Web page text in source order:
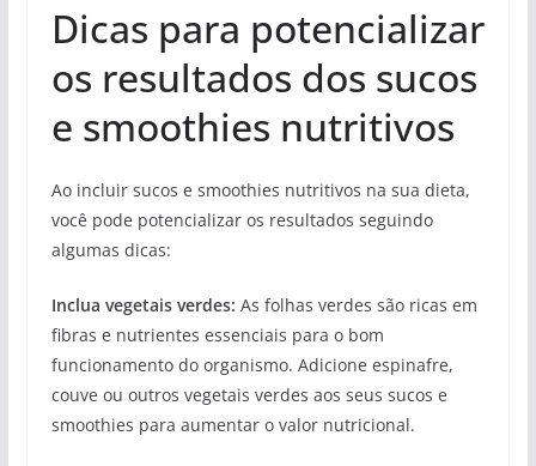
Dicas para potencializar
os resultados dos sucos
e smoothies nutritivos
Ao incluir sucos e smoothies nutritivos na sua dieta,
você pode potencializar os resultados seguindo
algumas dicas:
Inclua vegetais verdes: As folhas verdes são ricas em
fibras e nutrientes essenciais para o bom
funcionamento do organismo. Adicione espinafre,
couve ou outros vegetais verdes aos seus sucos e
smoothies para aumentar o valor nutricional.